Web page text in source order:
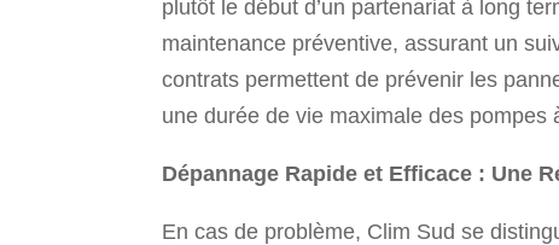
plutôt le début d’un partenariat à long
maintenance préventive, assurant un
contrats permettent de prévenir les
une durée de vie maximale des pompes
Dépannage Rapide et Efficace : Une
En cas de problème, Clim Sud se